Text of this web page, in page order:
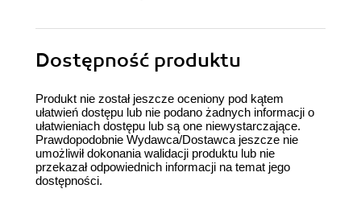
Dostępność produktu
Produkt nie został jeszcze oceniony pod kątem
ułatwień dostępu lub nie podano żadnych informacji o
ułatwieniach dostępu lub są one niewystarczające.
Prawdopodobnie Wydawca/Dostawca jeszcze nie
umożliwił dokonania walidacji produktu lub nie
przekazał odpowiednich informacji na temat jego
dostępności.